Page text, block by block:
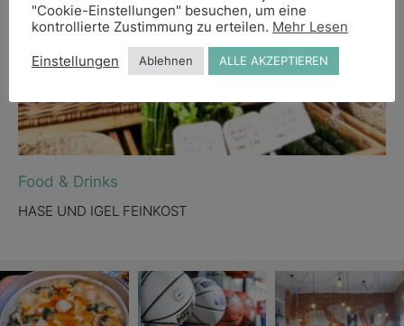
Food & Drinks
HASE UND IGEL FEINKOST
"Cookie-Einstellungen" besuchen, um eine
kontrollierte Zustimmung zu erteilen. Mehr Lesen
Einstellungen Ablehnen ALLE AKZEPTIEREN